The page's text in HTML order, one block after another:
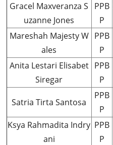
Gracel Maxveranza S
uzanne Jones
PPB
P
Mareshah Majesty W
ales
PPB
P
Anita Lestari Elisabet
Siregar
PPB
P
Satria Tirta Santosa
PPB
P
Ksya Rahmadita Indry
ani
PPB
P